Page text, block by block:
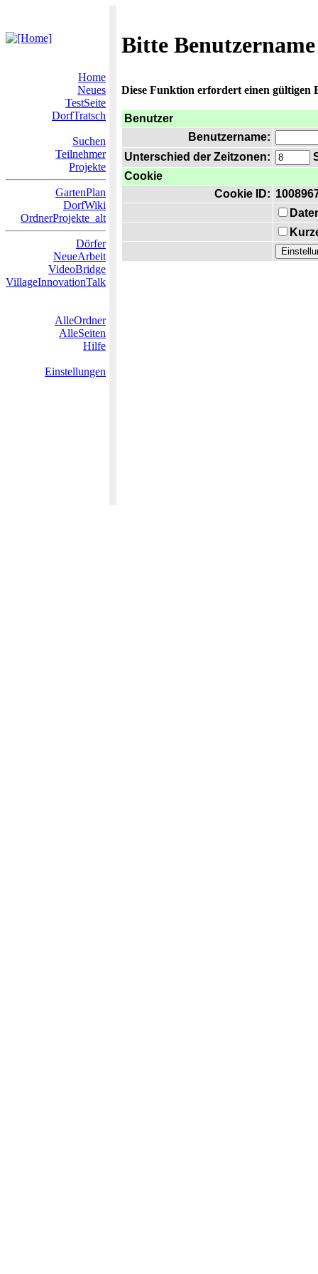
Bitte
Home
Neues
TestSeite
DorfTratsch
Suchen
Teilnehmer
Projekte
GartenPlan
DorfWiki
OrdnerProjekte_alt
Dörfer
NeueArbeit
VideoBridge
VillageInnovationTalk
AlleOrdner
AlleSeiten
Hilfe
Einstellungen
Diese Funktion erfordert einen gültigen
Benutzer
Benutzername:
Unterschied der Zeitzonen:
Cookie
Cookie ID: